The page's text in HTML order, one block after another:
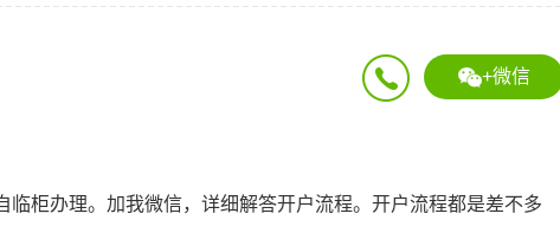
+微信
临柜办理。加我微信，详细解答开户流程。开户流程都是差不多